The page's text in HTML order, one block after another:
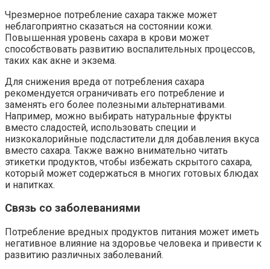
Чрезмерное потребление сахара также может
неблагоприятно сказаться на состоянии кожи.
Повышенная уровень сахара в крови может
способствовать развитию воспалительных процессов,
таких как акне и экзема.
Для снижения вреда от потребления сахара
рекомендуется ограничивать его потребление и
заменять его более полезными альтернативами.
Например, можно выбирать натуральные фрукты
вместо сладостей, использовать специи и
низкокалорийные подсластители для добавления вкуса
вместо сахара. Также важно внимательно читать
этикетки продуктов, чтобы избежать скрытого сахара,
который может содержаться в многих готовых блюдах
и напитках.
Связь со заболеваниями
Потребление вредных продуктов питания может иметь
негативное влияние на здоровье человека и привести к
развитию различных заболеваний.